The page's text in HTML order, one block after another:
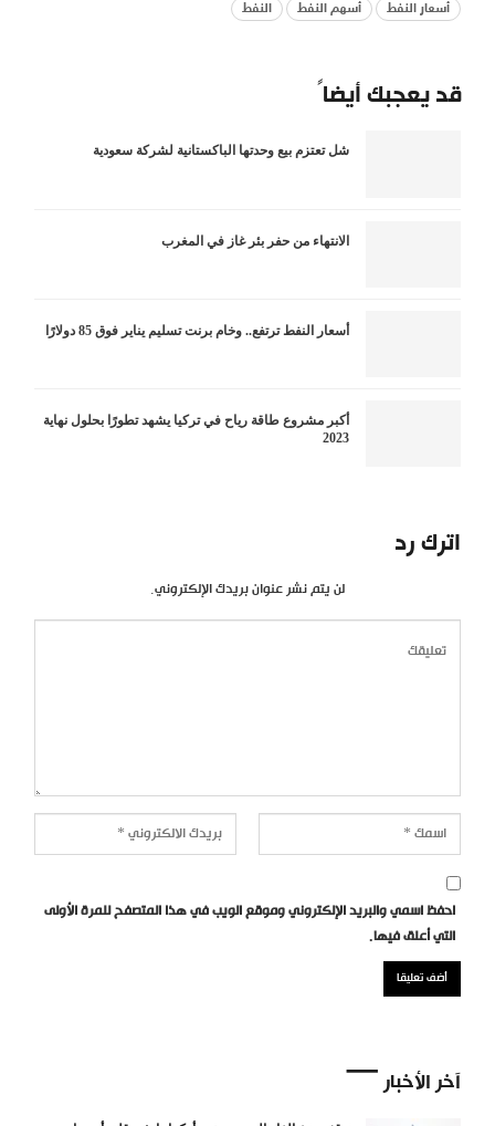
أسعار النفط أسهم النفط النفط
قد يعجبك أيضاً
شل تعتزم بيع وحدتها الباكستانية لشركة سعودية
الانتهاء من حفر بئر غاز في المغرب
أسعار النفط ترتفع.. وخام برنت تسليم يناير فوق 85 دولارًا
أكبر مشروع طاقة رياح في تركيا يشهد تطورًا بحلول نهاية
2023
اترك رد
لن يتم نشر عنوان بريدك الإلكتروني.
احفظ اسمي والبريد الإلكتروني وموقع الويب في هذا المتصفح للمرة الأولى
التي أعلق فيها.
آخر الأخبار